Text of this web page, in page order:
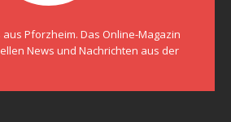
aus Pforzheim. Das Online-Magazin
News und Nachrichten aus der